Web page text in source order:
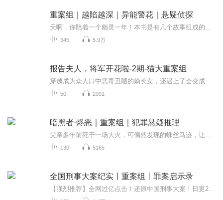
重案组｜越陷越深｜异能警花｜悬疑侦探
345 5.9万
报告夫人，将军开花啦-2期-猫大重案组
50 2091
暗黑者·烬恶｜重案组｜犯罪悬疑推理
130 5165
全国刑事大案纪实丨重案组丨罪案启示录